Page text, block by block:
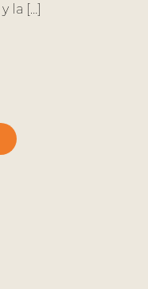
la […]